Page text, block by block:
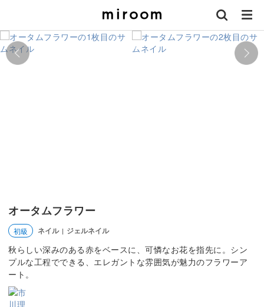
オータムフラワー
初級 ネイル | ジェルネイル
秋らしい深みのある赤をベースに、可憐なお花を指先に。シン
プルな工程でできる、エレガントな雰囲気が魅力のフラワーア
ート。